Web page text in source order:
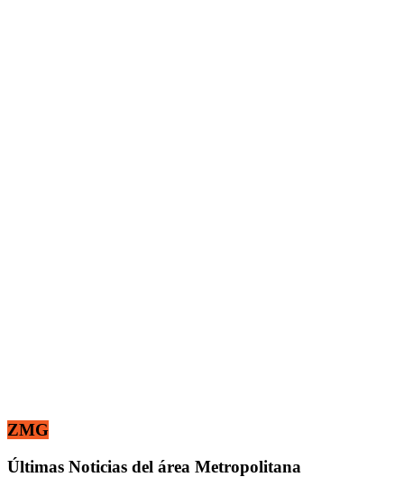
ZMG
Últimas Noticias del área Metropolitana